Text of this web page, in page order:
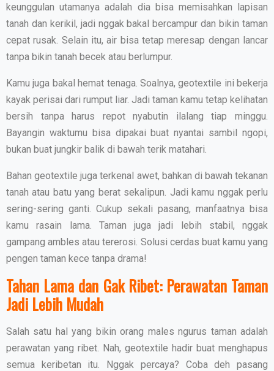
keunggulan utamanya adalah dia bisa memisahkan lapisan
tanah dan kerikil, jadi nggak bakal bercampur dan bikin taman
cepat rusak. Selain itu, air bisa tetap meresap dengan lancar
tanpa bikin tanah becek atau berlumpur.
Kamu juga bakal hemat tenaga. Soalnya, geotextile ini bekerja
kayak perisai dari rumput liar. Jadi taman kamu tetap kelihatan
bersih tanpa harus repot nyabutin ilalang tiap minggu.
Bayangin waktumu bisa dipakai buat nyantai sambil ngopi,
bukan buat jungkir balik di bawah terik matahari.
Bahan geotextile juga terkenal awet, bahkan di bawah tekanan
tanah atau batu yang berat sekalipun. Jadi kamu nggak perlu
sering-sering ganti. Cukup sekali pasang, manfaatnya bisa
kamu rasain lama. Taman juga jadi lebih stabil, nggak
gampang ambles atau tererosi. Solusi cerdas buat kamu yang
pengen taman kece tanpa drama!
Tahan Lama dan Gak Ribet: Perawatan Taman
Jadi Lebih Mudah
Salah satu hal yang bikin orang males ngurus taman adalah
perawatan yang ribet. Nah, geotextile hadir buat menghapus
semua keribetan itu. Nggak percaya? Coba deh pasang